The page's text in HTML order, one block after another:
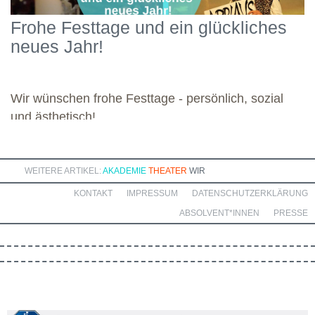
Schwerpunkten und legte damit einen starken Grundstein für die
kommenden Module. Günther wünscht allen weiteren
Dozierenden viel Freude bei ihren Modulen sowie eine ebenso
Frohe Festtage und ein glückliches
neues Jahr!
Wir wünschen frohe Festtage - persönlich, sozial
und ästhetisch!
WEITERE ARTIKEL: AKADEMIE THEATER WIR
DATENSCHUTZERKLÄRUNG
IMPRESSUM
KONTAKT
PRESSE
ABSOLVENT*INNEN